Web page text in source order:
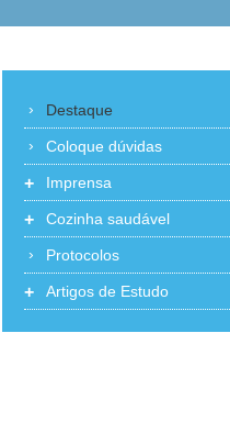
Destaque
Coloque dúvidas
+ Imprensa
+ Cozinha saudável
Protocolos
+ Artigos de Estudo